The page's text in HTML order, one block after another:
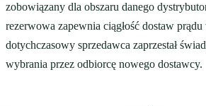
zobowiązany dla obszaru danego
rezerwowa zapewnia ciągłość dostaw
dotychczasowy sprzedawca zaprzestał
wybrania przez odbiorcę nowego dostawcy.